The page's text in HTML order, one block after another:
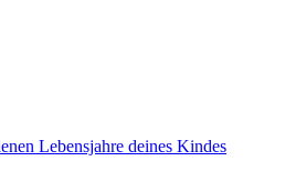
Lebensjahre deines Kindes